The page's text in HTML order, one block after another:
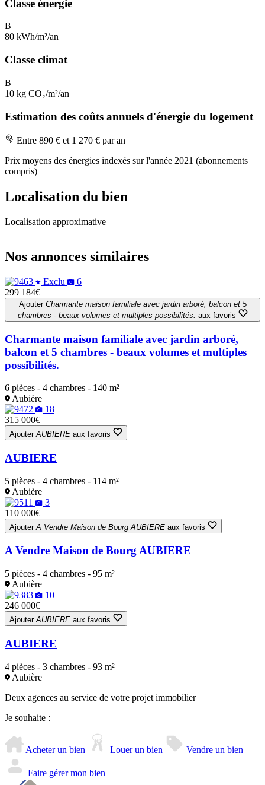
Classe énergie
B
80 kWh/m²/an
Classe climat
B
10 kg CO₂/m²/an
Estimation des coûts annuels d'énergie du logement
Entre 890 € et 1 270 € par an
Prix moyens des énergies indexés sur l'année 2021 (abonnements
compris)
Localisation du bien
Localisation approximative
−
Nos annonces similaires
Exclu
6
299 184€
Ajouter Charmante maison familiale avec jardin arboré, balcon et 5
chambres - beaux volumes et multiples possibilités. aux favoris
Charmante maison familiale avec jardin arboré,
balcon et 5 chambres - beaux volumes et multiples
possibilités.
6 pièces - 4 chambres - 140 m²
Aubière
18
315 000€
AjouterAUBIERE aux favoris
AUBIERE
5 pièces - 4 chambres - 114 m²
Aubière
3
110 000€
Ajouter A Vendre Maison de Bourg AUBIERE aux favoris
A Vendre Maison de Bourg AUBIERE
5 pièces - 4 chambres - 95 m²
Aubière
10
246 000€
AjouterAUBIERE aux favoris
AUBIERE
4 pièces - 3 chambres - 93 m²
Aubière
Deux agences au service de votre projet immobilier
Je souhaite :
Acheter un bien Louer un bien Vendre un bien
Faire gérer mon bien